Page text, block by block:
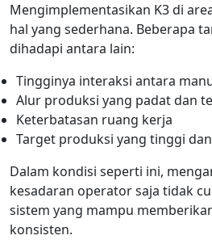
Mengimplementasikan K3 di
hal yang sederhana. Beberapa
dihadapi antara lain:
Tingginya interaksi antara
Alur produksi yang padat dan
Keterbatasan ruang kerja
Target produksi yang tinggi
Dalam kondisi seperti ini,
kesadaran operator saja tidak
sistem yang mampu
konsisten.